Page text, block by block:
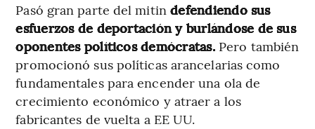
Pasó gran parte del mitindefendiendo sus
esfuerzos de deportación y burlándose de sus
oponentes políticos demócratas. Pero también
promocionó sus políticas arancelarias como
fundamentales para encender una ola de
crecimiento económico y atraer a los
fabricantes de vuelta a EE UU.